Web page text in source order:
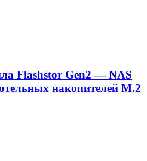
Flashstor Gen2 — NAS
накопителей M.2